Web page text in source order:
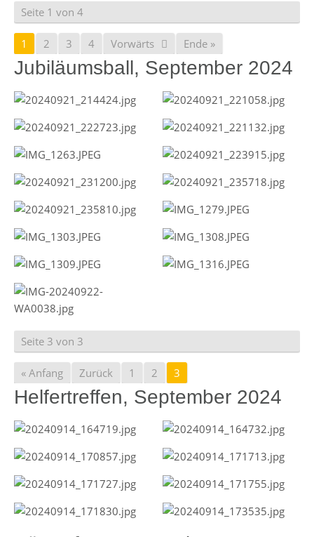
Seite 1 von 4
1 2 3 4 Vorwärts Ende »
Jubiläumsball, September 2024
Seite 3 von 3
« Anfang Zurück 1 2 3
Helfertreffen, September 2024